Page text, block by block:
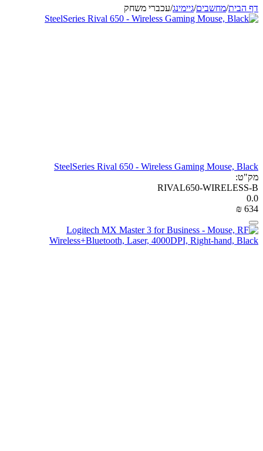
דף הבית/מחשבים/גיימינג/עכברי משחק
SteelSeries Rival 650 - Wireless Gaming Mouse, Black
מק"ט:
RIVAL650-WIRELESS-B
0.0
₪ ‍634‍